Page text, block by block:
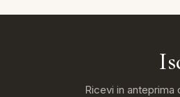
Ricevi in anteprima